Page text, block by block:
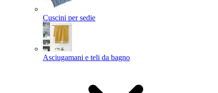
Cuscini per sedie
Asciugamani e teli da bagno